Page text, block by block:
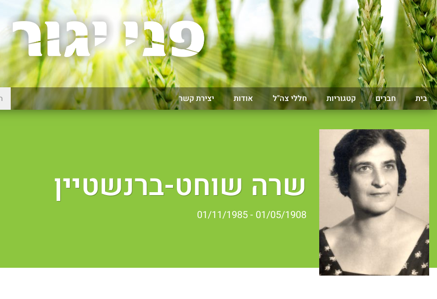
בית חברים קטגוריות חללי צה"ל אודות יצירת קשר
שרה שוחט-ברנשטיין
01/05/1908 - 01/11/1985